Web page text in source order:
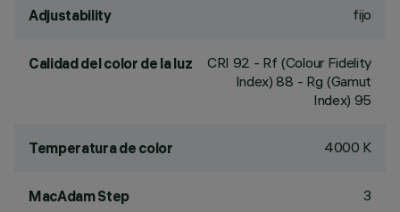
Adjustability fijo
Calidad del color de la luz CRI 92 - Rf (Colour Fidelity
Index) 88 - Rg (Gamut
Index) 95
Temperatura de color 4000 K
MacAdam Step 3